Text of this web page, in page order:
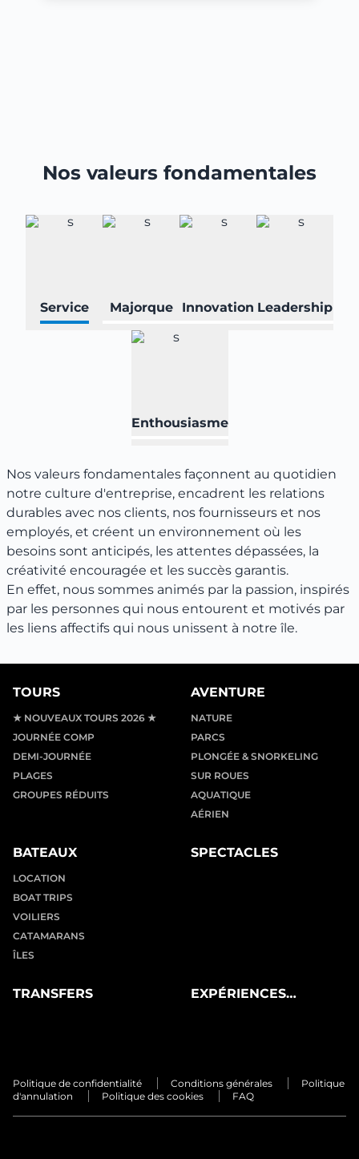
Nos valeurs fondamentales
Service Majorque Innovation Leadership
Enthousiasme
Nos valeurs fondamentales façonnent au quotidien
notre culture d'entreprise, encadrent les relations
durables avec nos clients, nos fournisseurs et nos
employés, et créent un environnement où les
besoins sont anticipés, les attentes dépassées, la
créativité encouragée et les succès garantis.
En effet, nous sommes animés par la passion, inspirés
par les personnes qui nous entourent et motivés par
les liens affectifs qui nous unissent à notre île.
TOURS
★ NOUVEAUX TOURS 2026 ★
JOURNÉE COMP
DEMI-JOURNÉE
PLAGES
GROUPES RÉDUITS
AVENTURE
NATURE
PARCS
PLONGÉE & SNORKELING
SUR ROUES
AQUATIQUE
AÉRIEN
BATEAUX
LOCATION
BOAT TRIPS
VOILIERS
CATAMARANS
ÎLES
SPECTACLES
TRANSFERS
EXPÉRIENCES
Politique de confidentialité Conditions générales
Politique
d'annulation
Politique des cookies FAQ